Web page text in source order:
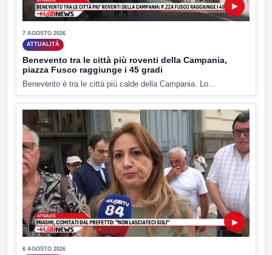
▶
7 AGOSTO 2026
ATTUALITÀ
Benevento tra le città più roventi della Campania,
piazza Fusco raggiunge i 45 gradi
Benevento è tra le città più calde della Campania. Lo...
▶
6 AGOSTO 2026